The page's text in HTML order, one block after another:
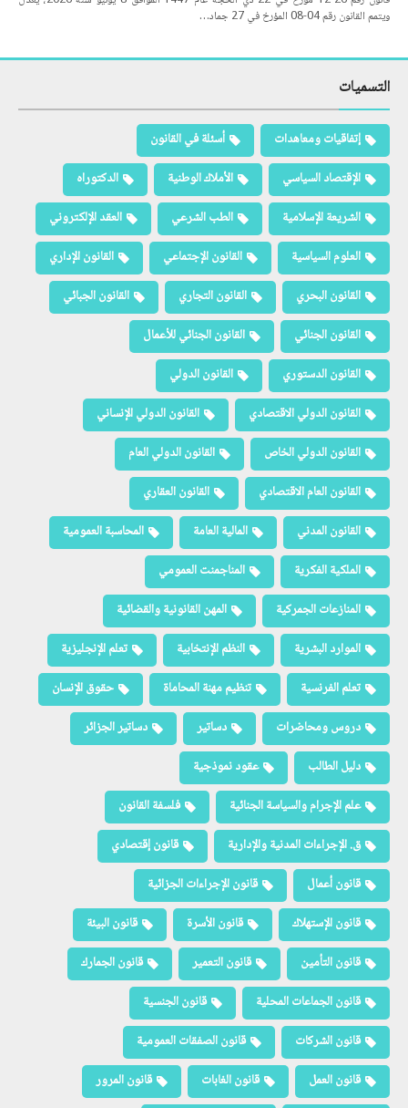
ويتمم القانون رقم 04-08 المؤرخ في 27 جماد…
التسميات
إتفاقيات ومعاهدات
أسئلة في القانون
الإقتصاد السياسي
الأملاك الوطنية
الدكتوراه
الشريعة الإسلامية
الطب الشرعي
العقد الإلكتروني
العلوم السياسية
القانون الإجتماعي
القانون الإداري
القانون البحري
القانون التجاري
القانون الجبائي
القانون الجنائي
القانون الجنائي للأعمال
القانون الدستوري
القانون الدولي
القانون الدولي الاقتصادي
القانون الدولي الإنساني
القانون الدولي الخاص
القانون الدولي العام
القانون العام الاقتصادي
القانون العقاري
القانون المدني
المالية العامة
المحاسبة العمومية
الملكية الفكرية
المناجمنت العمومي
المنازعات الجمركية
المهن القانونية والقضائية
الموارد البشرية
النظم الإنتخابية
تعلم الإنجليزية
تعلم الفرنسية
تنظيم مهنة المحاماة
حقوق الإنسان
دروس ومحاضرات
دساتير
دساتير الجزائر
دليل الطالب
عقود نموذجية
علم الإجرام والسياسة الجنائية
فلسفة القانون
ق. الإجراءات المدنية والإدارية
قانون إقتصادي
قانون أعمال
قانون الإجراءات الجزائية
قانون الإستهلاك
قانون الأسرة
قانون البيئة
قانون التأمين
قانون التعمير
قانون الجمارك
قانون الجماعات المحلية
قانون الجنسية
قانون الشركات
قانون الصفقات العمومية
قانون العمل
قانون الغابات
قانون المرور